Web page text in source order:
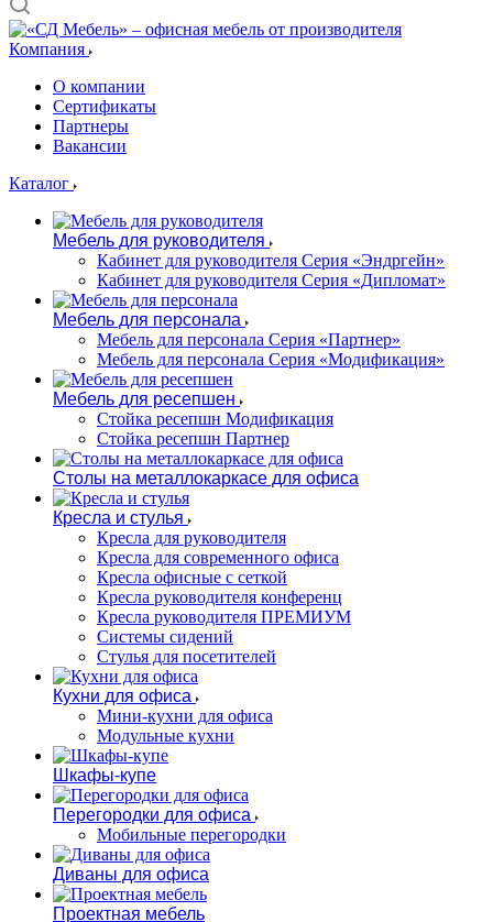
Компания
О компании
Сертификаты
Партнеры
Вакансии
Каталог
Мебель для руководителя
Кабинет для руководителя Серия «Эндргейн»
Кабинет для руководителя Серия «Дипломат»
Мебель для персонала
Мебель для персонала Серия «Партнер»
Мебель для персонала Серия «Модификация»
Мебель для ресепшен
Стойка ресепшн Модификация
Стойка ресепшн Партнер
Столы на металлокаркасе для офиса
Кресла и стулья
Кресла для руководителя
Кресла для современного офиса
Кресла офисные с сеткой
Кресла руководителя конференц
Кресла руководителя ПРЕМИУМ
Системы сидений
Стулья для посетителей
Кухни для офиса
Мини-кухни для офиса
Модульные кухни
Шкафы-купе
Перегородки для офиса
Мобильные перегородки
Диваны для офиса
Проектная мебель